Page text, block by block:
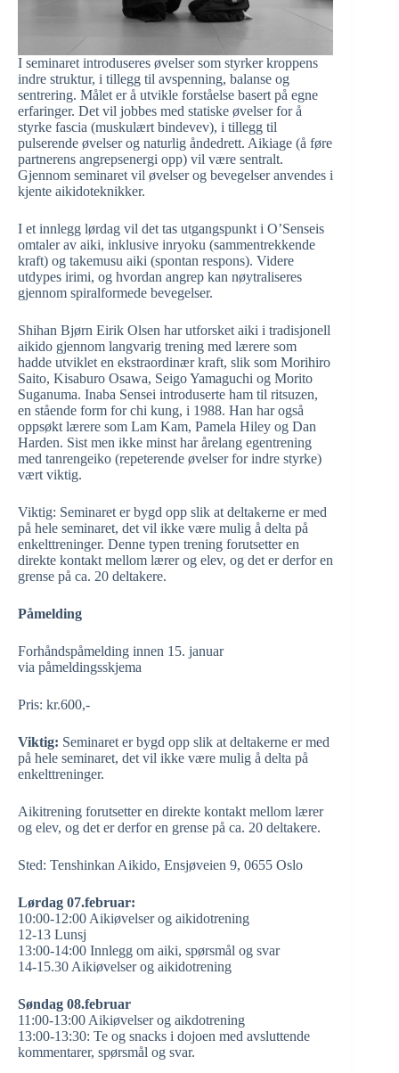
I seminaret introduseres øvelser som styrker kroppens
indre struktur, i tillegg til avspenning, balanse og
sentrering. Målet er å utvikle forståelse basert på egne
erfaringer. Det vil jobbes med statiske øvelser for å
styrke fascia (muskulært bindevev), i tillegg til
pulserende øvelser og naturlig åndedrett. Aikiage (å føre
partnerens angrepsenergi opp) vil være sentralt.
Gjennom seminaret vil øvelser og bevegelser anvendes i
kjente aikidoteknikker.
I et innlegg lørdag vil det tas utgangspunkt i O’Senseis
omtaler av aiki, inklusive inryoku (sammentrekkende
kraft) og takemusu aiki (spontan respons). Videre
utdypes irimi, og hvordan angrep kan nøytraliseres
gjennom spiralformede bevegelser.
Shihan Bjørn Eirik Olsen har utforsket aiki i tradisjonell
aikido gjennom langvarig trening med lærere som
hadde utviklet en ekstraordinær kraft, slik som Morihiro
Saito, Kisaburo Osawa, Seigo Yamaguchi og Morito
Suganuma. Inaba Sensei introduserte ham til ritsuzen,
en stående form for chi kung, i 1988. Han har også
oppsøkt lærere som Lam Kam, Pamela Hiley og Dan
Harden. Sist men ikke minst har årelang egentrening
med tanrengeiko (repeterende øvelser for indre styrke)
vært viktig.
Viktig: Seminaret er bygd opp slik at deltakerne er med
på hele seminaret, det vil ikke være mulig å delta på
enkelttreninger. Denne typen trening forutsetter en
direkte kontakt mellom lærer og elev, og det er derfor en
grense på ca. 20 deltakere.
Påmelding
Forhåndspåmelding innen 15. januar
via påmeldingsskjema
Pris: kr.600,-
Viktig: Seminaret er bygd opp slik at deltakerne er med
på hele seminaret, det vil ikke være mulig å delta på
enkelttreninger.
Aikitrening forutsetter en direkte kontakt mellom lærer
og elev, og det er derfor en grense på ca. 20 deltakere.
Sted: Tenshinkan Aikido, Ensjøveien 9, 0655 Oslo
Lørdag 07.februar:
10:00-12:00 Aikiøvelser og aikidotrening
12-13 Lunsj
13:00-14:00 Innlegg om aiki, spørsmål og svar
14-15.30 Aikiøvelser og aikidotrening
Søndag 08.februar
11:00-13:00 Aikiøvelser og aikdotrening
13:00-13:30: Te og snacks i dojoen med avsluttende
kommentarer, spørsmål og svar.